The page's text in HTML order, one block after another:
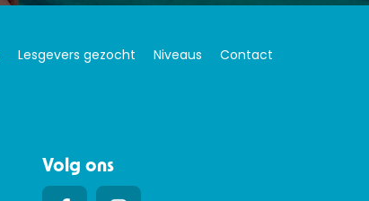
Lesgevers gezocht Niveaus Contact
Volg ons